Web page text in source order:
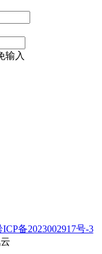
输入
ICP备2023002917号-3